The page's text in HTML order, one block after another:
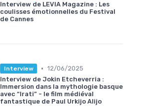
Interview de LEVIA Magazine : Les
coulisses émotionnelles du Festival
de Cannes
Interview • 12/06/2025
Interview de Jokin Etcheverria :
Immersion dans la mythologie basque
avec “Irati” - le film médiéval
fantastique de Paul Urkijo Alijo